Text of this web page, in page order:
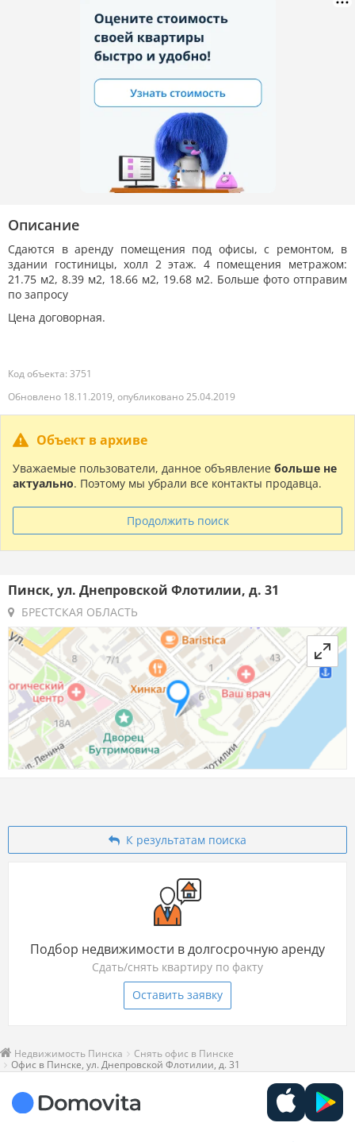
Описание
Сдаются в аренду помещения под офисы, с ремонтом, в
здании гостиницы, холл 2 этаж. 4 помещения метражом:
21.75 м2, 8.39 м2, 18.66 м2, 19.68 м2. Больше фото отправим
по запросу
Цена договорная.
Код объекта: 3751
Обновлено 18.11.2019, опубликовано 25.04.2019
Объект в архиве
Уважаемые пользователи, данное объявление больше не
актуально. Поэтому мы убрали все контакты продавца.
Продолжить поиск
Пинск, ул. Днепровской Флотилии, д. 31
БРЕСТСКАЯ ОБЛАСТЬ
К результатам поиска
Подбор недвижимости в долгосрочную аренду
Сдать/снять квартиру по факту
Оставить заявку
Недвижимость Пинска
Снять офис в Пинске
Офис в Пинске, ул. Днепровской Флотилии, д. 31